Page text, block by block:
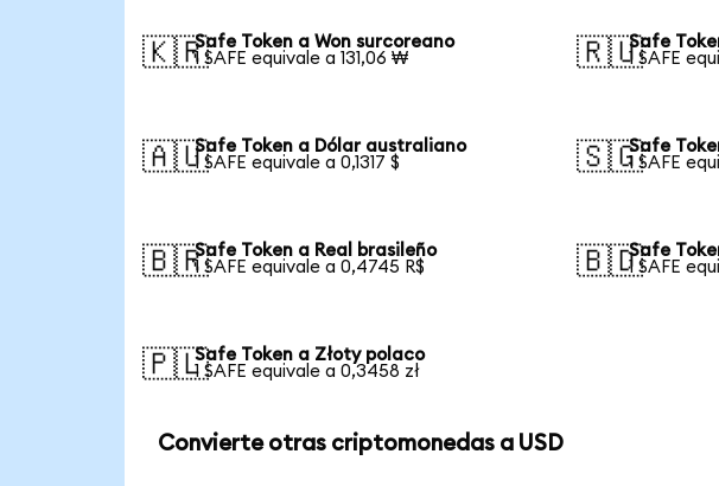
🇰🇷Safe Token a Won surcoreano
1 SAFE equivale a 131,06 ₩
🇷🇺Safe
1 SAFE
🇦🇺Safe Token a Dólar australiano
1 SAFE equivale a 0,1317 $
🇸🇬Safe
1 SAFE
🇧🇷Safe Token a Real brasileño
1 SAFE equivale a 0,4745 R$
🇧🇩Safe
1 SAFE
🇵🇱Safe Token a Złoty polaco
1 SAFE equivale a 0,3458 zł
Convierte otras criptomonedas a USD